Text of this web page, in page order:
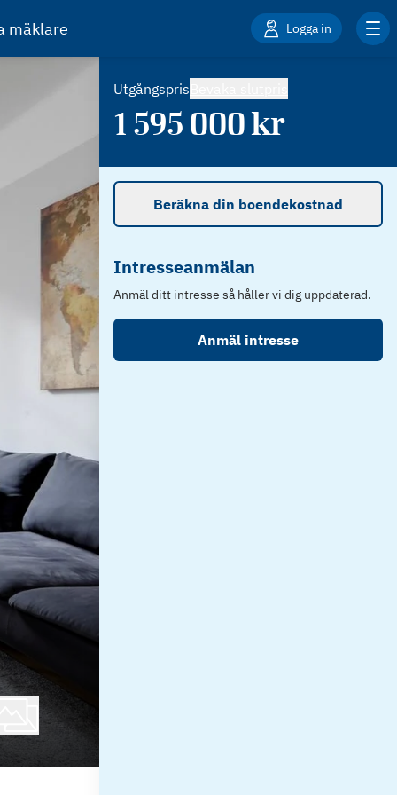
mäklare Logga in
Utgångspris
1 595 000kr
Beräkna din boendekostnad
Intresseanmälan
Anmäl ditt intresse så håller vi dig uppdaterad.
Anmäl intresse